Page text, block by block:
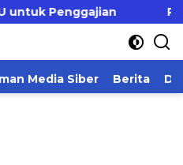
Penggajian PMD
Media Siber Berita